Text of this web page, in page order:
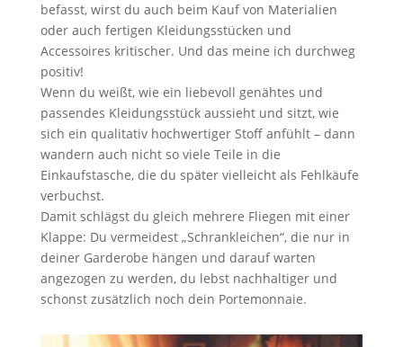
befasst, wirst du auch beim Kauf von Materialien
oder auch fertigen Kleidungsstücken und
Accessoires kritischer. Und das meine ich durchweg
positiv!
Wenn du weißt, wie ein liebevoll genähtes und
passendes Kleidungsstück aussieht und sitzt, wie
sich ein qualitativ hochwertiger Stoff anfühlt – dann
wandern auch nicht so viele Teile in die
Einkaufstasche, die du später vielleicht als Fehlkäufe
verbuchst.
Damit schlägst du gleich mehrere Fliegen mit einer
Klappe: Du vermeidest „Schrankleichen“, die nur in
deiner Garderobe hängen und darauf warten
angezogen zu werden, du lebst nachhaltiger und
schonst zusätzlich noch dein Portemonnaie.